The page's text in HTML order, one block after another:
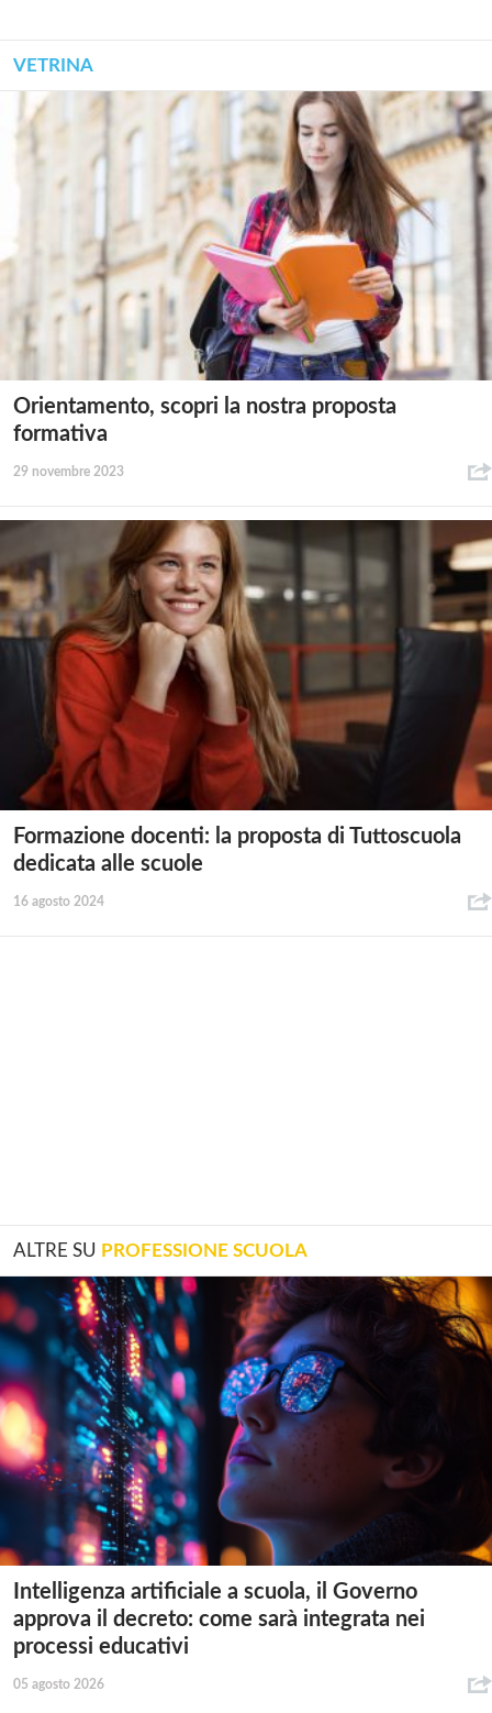
VETRINA
Orientamento, scopri la nostra proposta
formativa
29 novembre 2023
Formazione docenti: la proposta di Tuttoscuola
dedicata alle scuole
16 agosto 2024
ALTRE SU PROFESSIONE SCUOLA
Intelligenza artificiale a scuola, il Governo
approva il decreto: come sarà integrata nei
processi educativi
05 agosto 2026